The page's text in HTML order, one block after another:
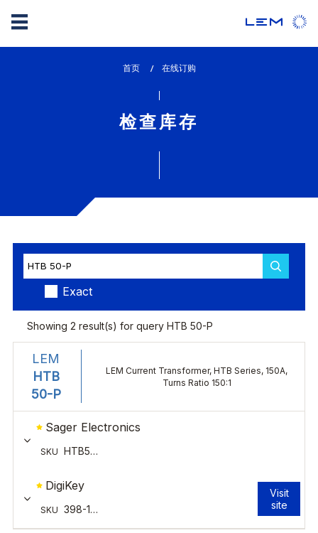
首页
lem_current_page
在线订购
检查库存